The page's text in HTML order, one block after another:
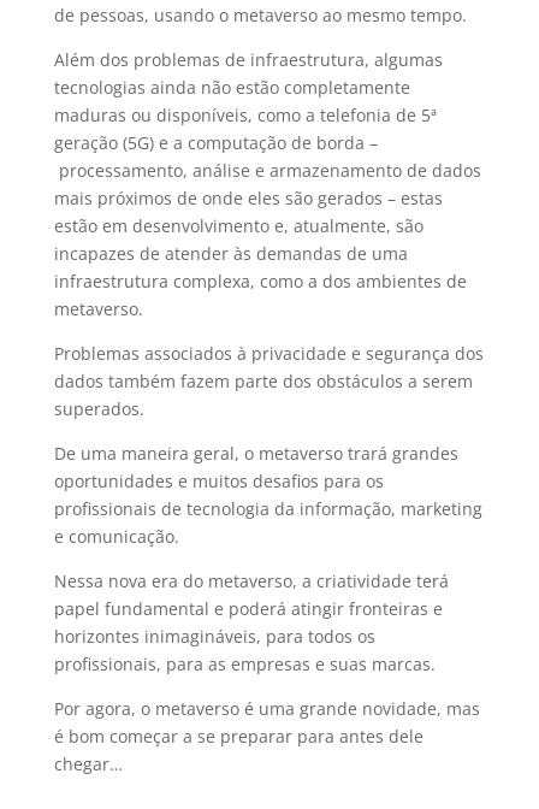
de pessoas, usando o metaverso ao mesmo tempo.
Além dos problemas de infraestrutura, algumas
tecnologias ainda não estão completamente
maduras ou disponíveis, como a telefonia de 5ª
geração (5G) e a computação de borda –
processamento, análise e armazenamento de dados
mais próximos de onde eles são gerados – estas
estão em desenvolvimento e, atualmente, são
incapazes de atender às demandas de uma
infraestrutura complexa, como a dos ambientes de
metaverso.
Problemas associados à privacidade e segurança dos
dados também fazem parte dos obstáculos a serem
superados.
De uma maneira geral, o metaverso trará grandes
oportunidades e muitos desafios para os
profissionais de tecnologia da informação, marketing
e comunicação.
Nessa nova era do metaverso, a criatividade terá
papel fundamental e poderá atingir fronteiras e
horizontes inimagináveis, para todos os
profissionais, para as empresas e suas marcas.
Por agora, o metaverso é uma grande novidade, mas
é bom começar a se preparar para antes dele
chegar…